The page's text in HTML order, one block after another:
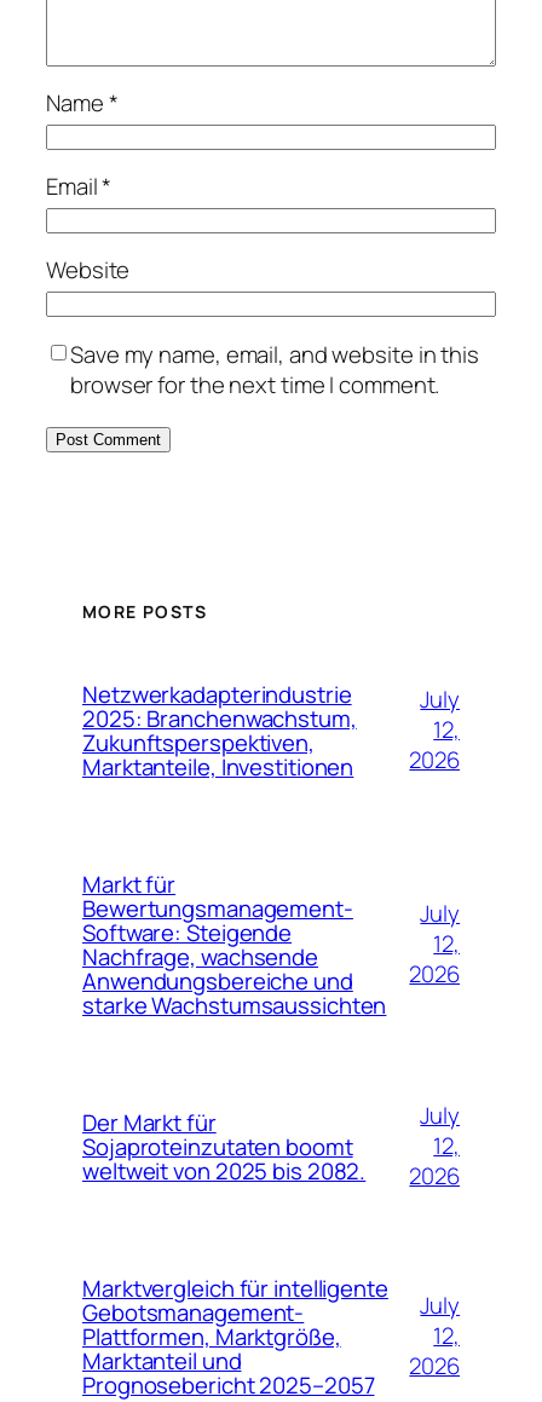
Name*
Email*
Website
Save my name, email, and website in this
browser for the next time I comment.
MORE POSTS
Netzwerkadapterindustrie
2025: Branchenwachstum,
Zukunftsperspektiven,
Marktanteile, Investitionen
July
12,
2026
Markt für
Bewertungsmanagement-
Software: Steigende
Nachfrage, wachsende
Anwendungsbereiche und
starke Wachstumsaussichten
July
12,
2026
Der Markt für
Sojaproteinzutaten boomt
weltweit von 2025 bis 2082.
July
12,
2026
Marktvergleich für intelligente
Gebotsmanagement-
Plattformen, Marktgröße,
Marktanteil und
Prognosebericht 2025–2057
July
12,
2026